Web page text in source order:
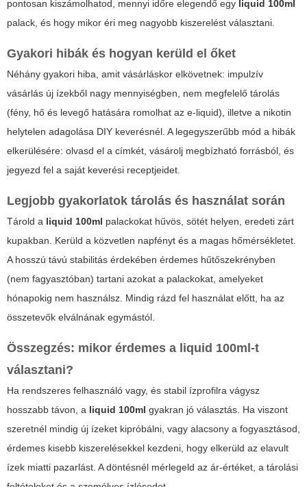
pontosan kiszámolhatod, mennyi időre elegendő egy liquid 100ml
palack, és hogy mikor éri meg nagyobb kiszerelést választani.
Gyakori hibák és hogyan kerüld el őket
Néhány gyakori hiba, amit vásárláskor elkövetnek: impulzív
vásárlás új ízekből nagy mennyiségben, nem megfelelő tárolás
(fény, hő és levegő hatására romolhat az e-liquid), illetve a nikotin
helytelen adagolása DIY keverésnél. A legegyszerűbb mód a hibák
elkerülésére: olvasd el a címkét, vásárolj megbízható forrásból, és
jegyezd fel a saját keverési receptjeidet.
Legjobb gyakorlatok tárolás és használat során
Tárold a liquid 100ml palackokat hűvös, sötét helyen, eredeti zárt
kupakban. Kerüld a közvetlen napfényt és a magas hőmérsékletet.
A hosszú távú stabilitás érdekében érdemes hűtőszekrényben
(nem fagyasztóban) tartani azokat a palackokat, amelyeket
hónapokig nem használsz. Mindig rázd fel használat előtt, ha az
összetevők elválnának egymástól.
Összegzés: mikor érdemes a liquid 100ml-t
választani?
Ha rendszeres felhasználó vagy, és stabil ízprofilra vágysz
hosszabb távon, a liquid 100ml gyakran jó választás. Ha viszont
szeretnél mindig új ízeket kipróbálni, vagy alacsony a fogyasztásod,
érdemes kisebb kiszerelésekkel kezdeni, hogy elkerüld az elavult
ízek miatti pazarlást. A döntésnél mérlegeld az ár-értéket, a tárolási